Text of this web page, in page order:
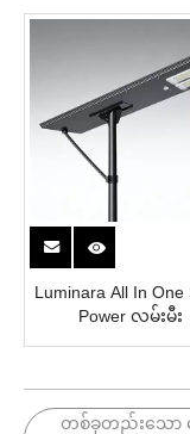
Luminara All In One
Power လမ်းမီး
တစ်ခုတည်းသော န